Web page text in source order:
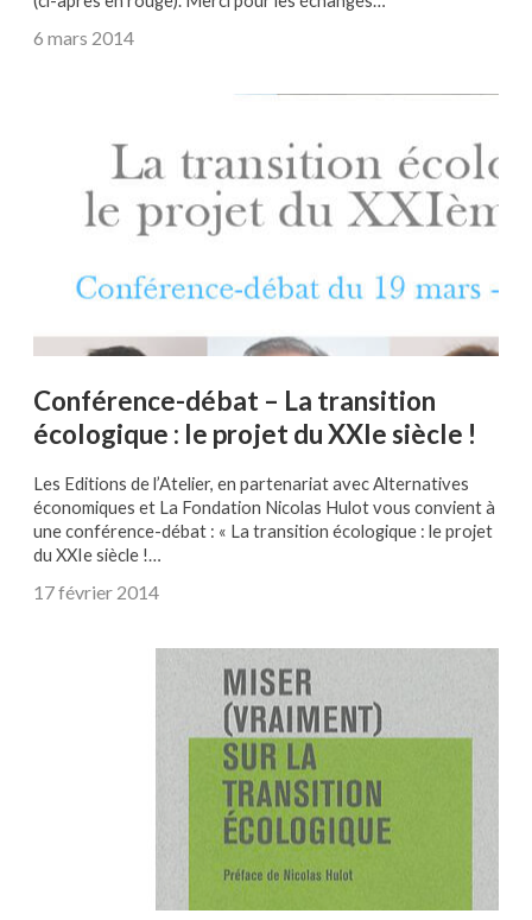
6 mars 2014
Conférence-débat – La transition
écologique : le projet du XXIe siècle !
Les Editions de l’Atelier, en partenariat avec Alternatives
économiques et La Fondation Nicolas Hulot vous convient à
une conférence-débat : « La transition écologique : le projet
du XXIe siècle !…
17 février 2014